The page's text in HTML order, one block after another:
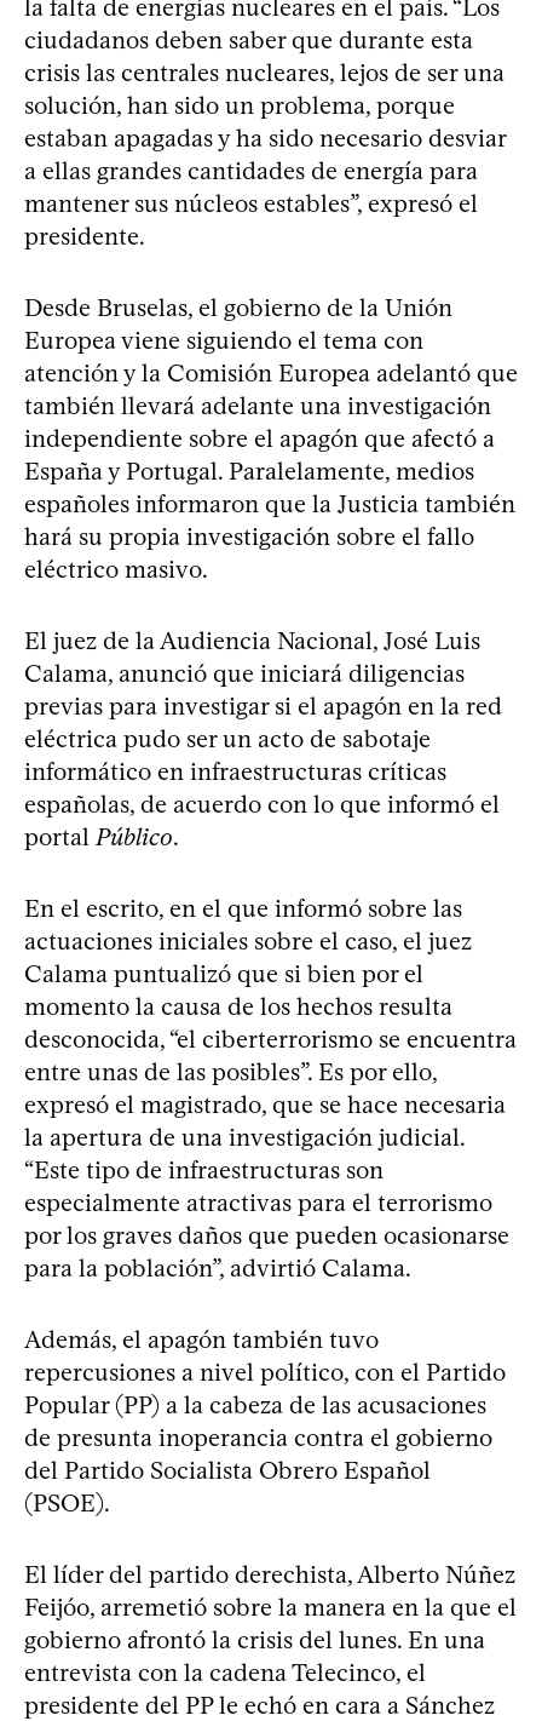
la falta de energías nucleares en el país. “Los
ciudadanos deben saber que durante esta
crisis las centrales nucleares, lejos de ser una
solución, han sido un problema, porque
estaban apagadas y ha sido necesario desviar
a ellas grandes cantidades de energía para
mantener sus núcleos estables”, expresó el
presidente.
Desde Bruselas, el gobierno de la Unión
Europea viene siguiendo el tema con
atención y la Comisión Europea adelantó que
también llevará adelante una investigación
independiente sobre el apagón que afectó a
España y Portugal. Paralelamente, medios
españoles informaron que la Justicia también
hará su propia investigación sobre el fallo
eléctrico masivo.
El juez de la Audiencia Nacional, José Luis
Calama, anunció que iniciará diligencias
previas para investigar si el apagón en la red
eléctrica pudo ser un acto de sabotaje
informático en infraestructuras críticas
españolas, de acuerdo con lo que informó el
portal Público.
En el escrito, en el que informó sobre las
actuaciones iniciales sobre el caso, el juez
Calama puntualizó que si bien por el
momento la causa de los hechos resulta
desconocida, “el ciberterrorismo se encuentra
entre unas de las posibles”. Es por ello,
expresó el magistrado, que se hace necesaria
la apertura de una investigación judicial.
“Este tipo de infraestructuras son
especialmente atractivas para el terrorismo
por los graves daños que pueden ocasionarse
para la población”, advirtió Calama.
Además, el apagón también tuvo
repercusiones a nivel político, con el Partido
Popular (PP) a la cabeza de las acusaciones
de presunta inoperancia contra el gobierno
del Partido Socialista Obrero Español
(PSOE).
El líder del partido derechista, Alberto Núñez
Feijóo, arremetió sobre la manera en la que el
gobierno afrontó la crisis del lunes. En una
entrevista con la cadena Telecinco, el
presidente del PP le echó en cara a Sánchez